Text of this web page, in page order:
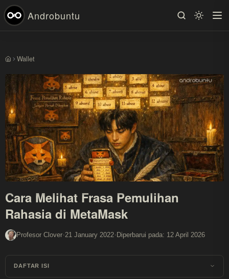
Androbuntu
Beranda
Wallet
Cara Melihat Frasa Pemulihan
Rahasia di MetaMask
Profesor Clover·21 January 2022· Diperbarui pada: 12 April 2026
DAFTAR ISI